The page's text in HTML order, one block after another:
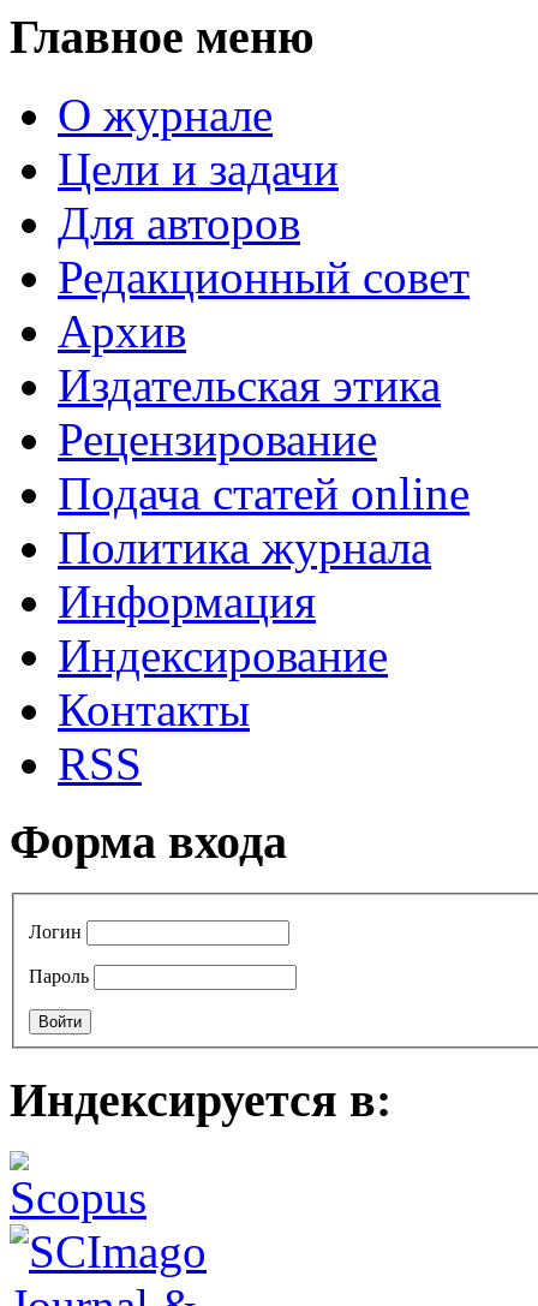
Главное меню
О журнале
Цели и задачи
Для авторов
Редакционный совет
Архив
Издательская этика
Рецензирование
Подача статей online
Политика журнала
Информация
Индексирование
Контакты
RSS
Форма входа
Логин
Пароль
Индексируется в: